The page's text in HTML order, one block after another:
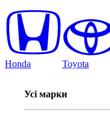
Honda Toyota
Усі марки